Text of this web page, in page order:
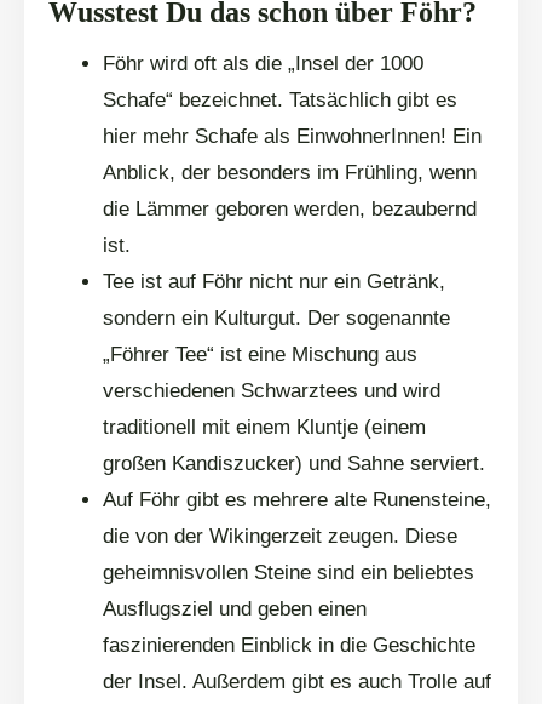
Wusstest Du das schon über Föhr?
Föhr wird oft als die „Insel der 1000
Schafe“ bezeichnet. Tatsächlich gibt es
hier mehr Schafe als EinwohnerInnen! Ein
Anblick, der besonders im Frühling, wenn
die Lämmer geboren werden, bezaubernd
ist.
Tee ist auf Föhr nicht nur ein Getränk,
sondern ein Kulturgut. Der sogenannte
„Föhrer Tee“ ist eine Mischung aus
verschiedenen Schwarztees und wird
traditionell mit einem Kluntje (einem
großen Kandiszucker) und Sahne serviert.
Auf Föhr gibt es mehrere alte Runensteine,
die von der Wikingerzeit zeugen. Diese
geheimnisvollen Steine sind ein beliebtes
Ausflugsziel und geben einen
faszinierenden Einblick in die Geschichte
der Insel. Außerdem gibt es auch Trolle auf